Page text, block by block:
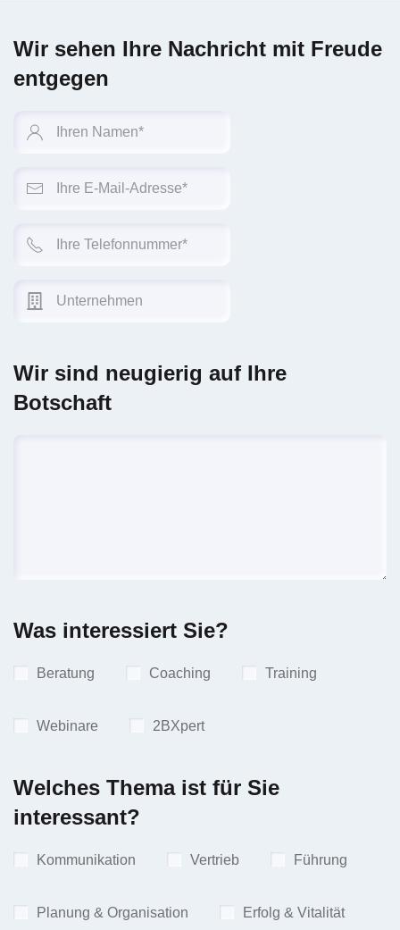
Wir sehen Ihre Nachricht mit Freude
entgegen
Wir sind neugierig auf Ihre
Botschaft
Was interessiert Sie?
Beratung Coaching Training
Webinare 2BXpert
Welches Thema ist für Sie
interessant?
Kommunikation Vertrieb Führung
Planung & Organisation Erfolg & Vitalität